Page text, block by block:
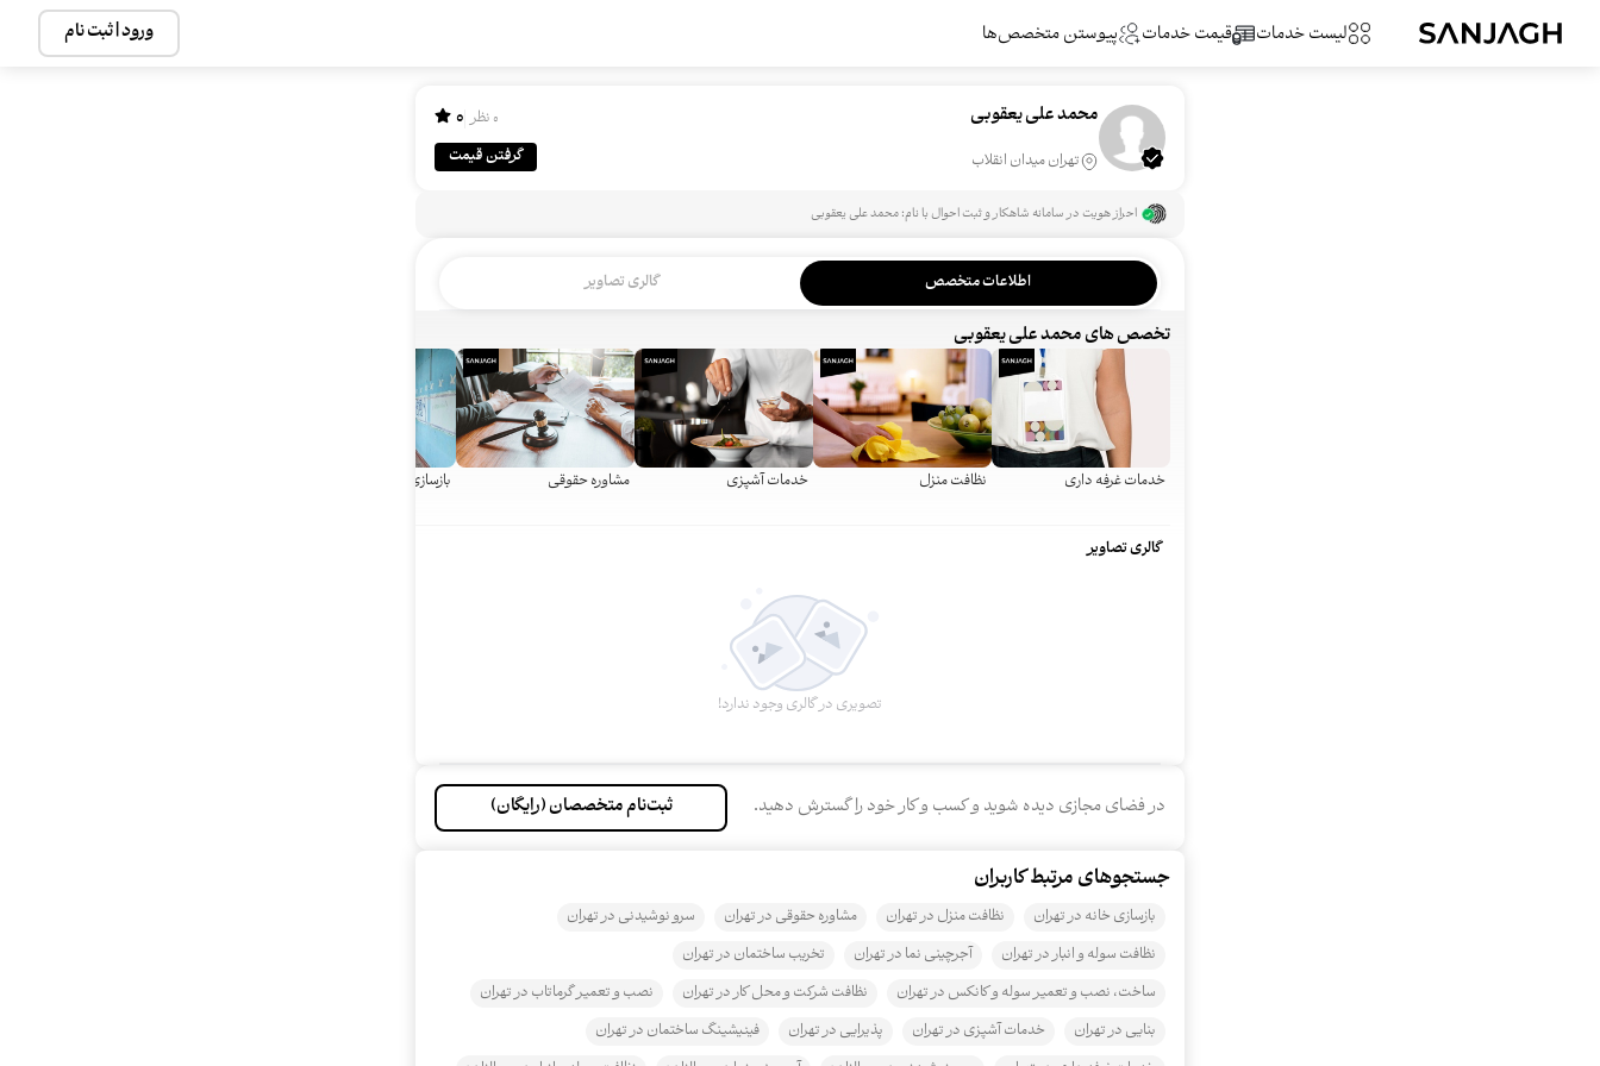
لیست خدمات قیمت خدمات پیوستن متخصص‌ها ورود | ثبت نام
محمد علی یعقوبی
تهران میدان انقلاب
0 نظر 0
گرفتن قیمت
احراز هویت در سامانه شاهکار و ثبت احوال با نام: محمد علی یعقوبی
اطلاعات متخصص گالری تصاویر
تخصص های محمد علی یعقوبی
خدمات غرفه داری نظافت منزل خدمات آشپزی مشاوره حقوقی بازسازی خانه
گالری تصاویر
تصویری در گالری وجود ندارد!
در فضای مجازی دیده شوید و کسب و کار خود را گسترش دهید. ثبت‌نام متخصصان (رایگان)
جستجو‌های مرتبط کاربران
بازسازی خانه در تهران نظافت منزل در تهران مشاوره حقوقی در تهران
سرو نوشیدنی در تهران
نظافت سوله و انبار در تهران
آجرچینی نما در تهران
تخریب ساختمان در تهران
ساخت، نصب و تعمیر سوله و کانکس در تهران
نظافت شرکت و محل کار در تهران
نصب و تعمیر گرماتاب در تهران
بنایی در تهران
خدمات آشپزی در تهران پذیرایی در تهران
فینیشینگ ساختمان در تهران